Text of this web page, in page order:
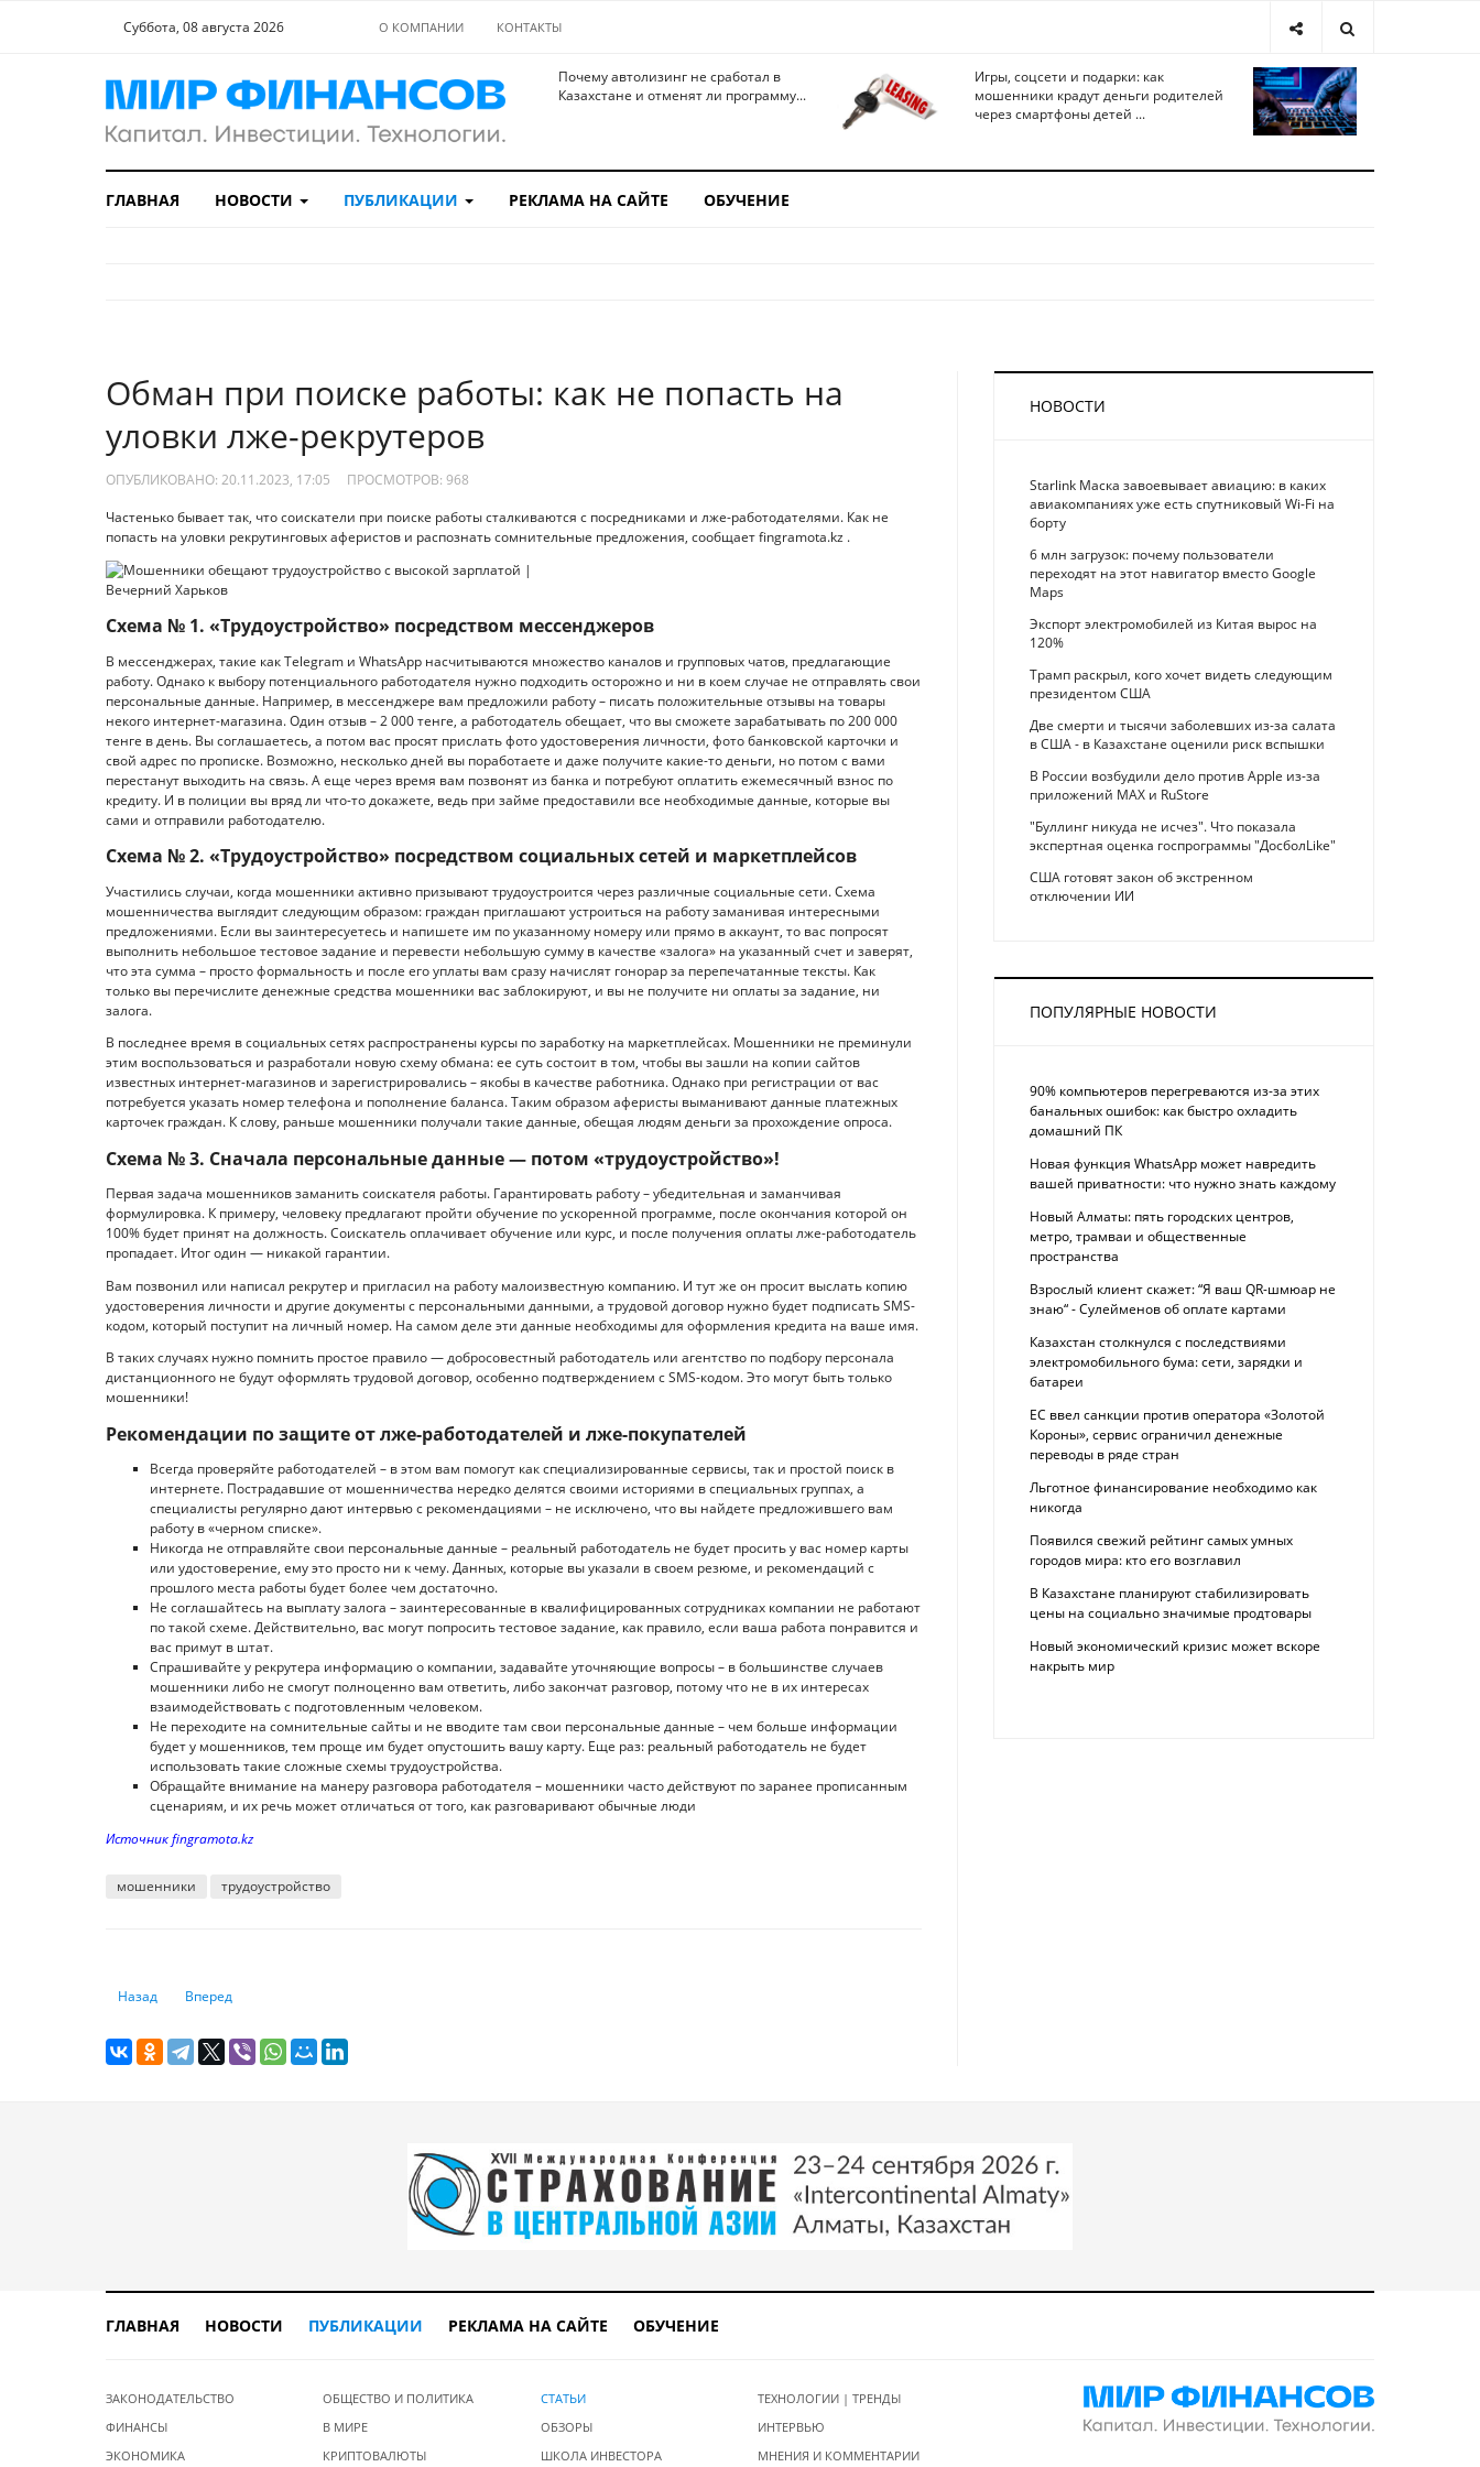
Суббота, 08 августа 2026 О КОМПАНИИ КОНТАКТЫ
Почему автолизинг не сработал в
Казахстане и отменят ли программу...
Игры, соцсети и подарки: как
мошенники крадут деньги родителей
через смартфоны детей ...
ГЛАВНАЯ НОВОСТИ ПУБЛИКАЦИИ РЕКЛАМА НА САЙТЕ ОБУЧЕНИЕ
Обман при поиске работы: как не попасть на
уловки лже-рекрутеров
ОПУБЛИКОВАНО: 20.11.2023, 17:05 ПРОСМОТРОВ: 968
Частенько бывает так, что соискатели при поиске работы сталкиваются с посредниками и лже-работодателями. Как не
попасть на уловки рекрутинговых аферистов и распознать сомнительные предложения, сообщает fingramota.kz .
Схема № 1. «Трудоустройство» посредством мессенджеров
В мессенджерах, такие как Telegram и WhatsApp насчитываются множество каналов и групповых чатов, предлагающие
работу. Однако к выбору потенциального работодателя нужно подходить осторожно и ни в коем случае не отправлять свои
персональные данные. Например, в мессенджере вам предложили работу – писать положительные отзывы на товары
некого интернет-магазина. Один отзыв – 2 000 тенге, а работодатель обещает, что вы сможете зарабатывать по 200 000
тенге в день. Вы соглашаетесь, а потом вас просят прислать фото удостоверения личности, фото банковской карточки и
свой адрес по прописке. Возможно, несколько дней вы поработаете и даже получите какие-то деньги, но потом с вами
перестанут выходить на связь. А еще через время вам позвонят из банка и потребуют оплатить ежемесячный взнос по
кредиту. И в полиции вы вряд ли что-то докажете, ведь при займе предоставили все необходимые данные, которые вы
сами и отправили работодателю.
Схема № 2. «Трудоустройство» посредством социальных сетей и маркетплейсов
Участились случаи, когда мошенники активно призывают трудоустроится через различные социальные сети. Схема
мошенничества выглядит следующим образом: граждан приглашают устроиться на работу заманивая интересными
предложениями. Если вы заинтересуетесь и напишете им по указанному номеру или прямо в аккаунт, то вас попросят
выполнить небольшое тестовое задание и перевести небольшую сумму в качестве «залога» на указанный счет и заверят,
что эта сумма – просто формальность и после его уплаты вам сразу начислят гонорар за перепечатанные тексты. Как
только вы перечислите денежные средства мошенники вас заблокируют, и вы не получите ни оплаты за задание, ни
залога.
В последнее время в социальных сетях распространены курсы по заработку на маркетплейсах. Мошенники не преминули
этим воспользоваться и разработали новую схему обмана: ее суть состоит в том, чтобы вы зашли на копии сайтов
известных интернет-магазинов и зарегистрировались – якобы в качестве работника. Однако при регистрации от вас
потребуется указать номер телефона и пополнение баланса. Таким образом аферисты выманивают данные платежных
карточек граждан. К слову, раньше мошенники получали такие данные, обещая людям деньги за прохождение опроса.
Схема № 3. Сначала персональные данные — потом «трудоустройство»!
Первая задача мошенников заманить соискателя работы. Гарантировать работу – убедительная и заманчивая
формулировка. К примеру, человеку предлагают пройти обучение по ускоренной программе, после окончания которой он
100% будет принят на должность. Соискатель оплачивает обучение или курс, и после получения оплаты лже-работодатель
пропадает. Итог один — никакой гарантии.
Вам позвонил или написал рекрутер и пригласил на работу малоизвестную компанию. И тут же он просит выслать копию
удостоверения личности и другие документы с персональными данными, а трудовой договор нужно будет подписать SMS-
кодом, который поступит на личный номер. На самом деле эти данные необходимы для оформления кредита на ваше имя.
В таких случаях нужно помнить простое правило — добросовестный работодатель или агентство по подбору персонала
дистанционного не будут оформлять трудовой договор, особенно подтверждением с SMS-кодом. Это могут быть только
мошенники!
Рекомендации по защите от лже-работодателей и лже-покупателей
Всегда проверяйте работодателей – в этом вам помогут как специализированные сервисы, так и простой поиск в
интернете. Пострадавшие от мошенничества нередко делятся своими историями в специальных группах, а
специалисты регулярно дают интервью с рекомендациями – не исключено, что вы найдете предложившего вам
работу в «черном списке».
Никогда не отправляйте свои персональные данные – реальный работодатель не будет просить у вас номер карты
или удостоверение, ему это просто ни к чему. Данных, которые вы указали в своем резюме, и рекомендаций с
прошлого места работы будет более чем достаточно.
Не соглашайтесь на выплату залога – заинтересованные в квалифицированных сотрудниках компании не работают
по такой схеме. Действительно, вас могут попросить тестовое задание, как правило, если ваша работа понравится и
вас примут в штат.
Спрашивайте у рекрутера информацию о компании, задавайте уточняющие вопросы – в большинстве случаев
мошенники либо не смогут полноценно вам ответить, либо закончат разговор, потому что не в их интересах
взаимодействовать с подготовленным человеком.
Не переходите на сомнительные сайты и не вводите там свои персональные данные – чем больше информации
будет у мошенников, тем проще им будет опустошить вашу карту. Еще раз: реальный работодатель не будет
использовать такие сложные схемы трудоустройства.
Обращайте внимание на манеру разговора работодателя – мошенники часто действуют по заранее прописанным
сценариям, и их речь может отличаться от того, как разговаривают обычные люди
Источник fingramota.kz
мошенники трудоустройство
Предыдущий: Как получить налоговый вычет при покупке квартиры: подробная инструкция
Назад Следующий: Акт передачи квартиры: когда он нужен и зачем
Вперед
НОВОСТИ
Starlink Маска завоевывает авиацию: в каких
авиакомпаниях уже есть спутниковый Wi-Fi на
борту
6 млн загрузок: почему пользователи
переходят на этот навигатор вместо Google
Maps
Экспорт электромобилей из Китая вырос на
120%
Трамп раскрыл, кого хочет видеть следующим
президентом США
Две смерти и тысячи заболевших из-за салата
в США - в Казахстане оценили риск вспышки
В России возбудили дело против Apple из-за
приложений MAX и RuStore
"Буллинг никуда не исчез". Что показала
экспертная оценка госпрограммы "ДосболLike"
США готовят закон об экстренном
отключении ИИ
ПОПУЛЯРНЫЕ НОВОСТИ
90% компьютеров перегреваются из-за этих
банальных ошибок: как быстро охладить
домашний ПК
Новая функция WhatsApp может навредить
вашей приватности: что нужно знать каждому
Новый Алматы: пять городских центров,
метро, трамваи и общественные
пространства
Взрослый клиент скажет: “Я ваш QR-шмюар не
знаю“ - Сулейменов об оплате картами
Казахстан столкнулся с последствиями
электромобильного бума: сети, зарядки и
батареи
ЕС ввел санкции против оператора «Золотой
Короны», сервис ограничил денежные
переводы в ряде стран
Льготное финансирование необходимо как
никогда
Появился свежий рейтинг самых умных
городов мира: кто его возглавил
В Казахстане планируют стабилизировать
цены на социально значимые продтовары
Новый экономический кризис может вскоре
накрыть мир
ГЛАВНАЯ НОВОСТИ ПУБЛИКАЦИИ РЕКЛАМА НА САЙТЕ ОБУЧЕНИЕ
ЗАКОНОДАТЕЛЬСТВО
ФИНАНСЫ
ЭКОНОМИКА
ОБЩЕСТВО И ПОЛИТИКА
В МИРЕ
КРИПТОВАЛЮТЫ
СТАТЬИ
ОБЗОРЫ
ШКОЛА ИНВЕСТОРА
ТЕХНОЛОГИИ | ТРЕНДЫ
ИНТЕРВЬЮ
МНЕНИЯ И КОММЕНТАРИИ